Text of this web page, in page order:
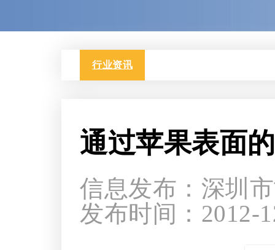
行业资讯
通过苹果表面
信息发布：深圳
发布时间：2012-